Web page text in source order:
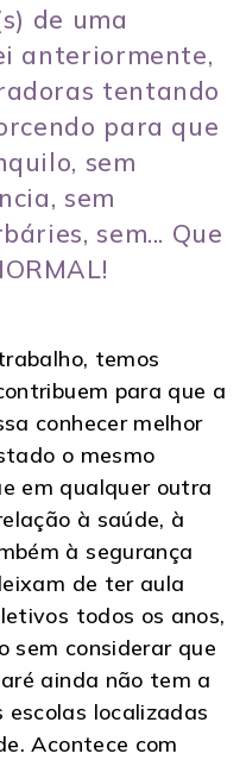
de uma
anteriormente,
tentando
para que
sem
sem
sem... Que
temos
para que a
conhecer melhor
o mesmo
em qualquer outra
à saúde, à
à segurança
de ter aula
todos os anos,
sem considerar que
ainda não tem a
localizadas
Acontece com